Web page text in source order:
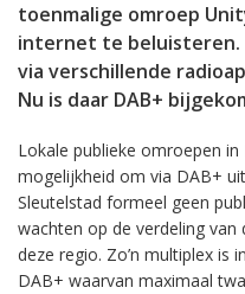
toenmalige omroep
internet te beluisteren.
via verschillende
Nu is daar DAB+
Lokale publieke omroepen
mogelijkheid om via DAB+
Sleutelstad formeel geen
wachten op de verdeling
deze regio. Zo’n multiplex is
DAB+ waarvan maximaal